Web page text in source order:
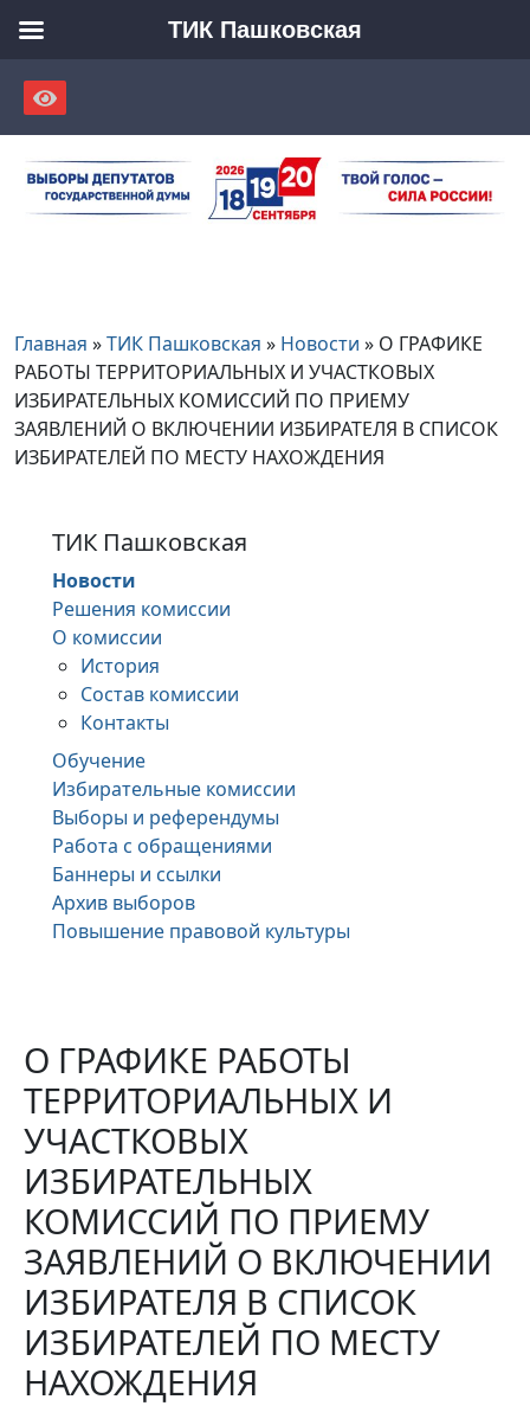
content
Главная »ТИК Пашковская » Новости » О ГРАФИКЕ
РАБОТЫ ТЕРРИТОРИАЛЬНЫХ И УЧАСТКОВЫХ
ИЗБИРАТЕЛЬНЫХ КОМИССИЙ ПО ПРИЕМУ
ЗАЯВЛЕНИЙ О ВКЛЮЧЕНИИ ИЗБИРАТЕЛЯ В СПИСОК
ИЗБИРАТЕЛЕЙ ПО МЕСТУ НАХОЖДЕНИЯ
ТИК Пашковская
Новости
Решения комиссии
О комиссии
История
Состав комиссии
Контакты
Обучение
Избирательные комиссии
Выборы и референдумы
Работа с обращениями
Баннеры и ссылки
Архив выборов
Повышение правовой культуры
О ГРАФИКЕ РАБОТЫ
ТЕРРИТОРИАЛЬНЫХ И
УЧАСТКОВЫХ
ИЗБИРАТЕЛЬНЫХ
КОМИССИЙ ПО ПРИЕМУ
ЗАЯВЛЕНИЙ О ВКЛЮЧЕНИИ
ИЗБИРАТЕЛЯ В СПИСОК
ИЗБИРАТЕЛЕЙ ПО МЕСТУ
НАХОЖДЕНИЯ
ТИК Пашковская